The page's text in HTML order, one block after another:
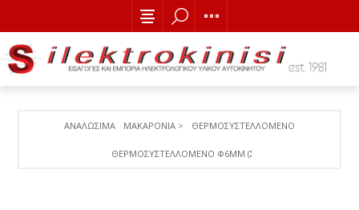
ΑΝΑΛΩΣΙΜΑ ΜΑΚΑΡΟΝΙΑ > ΘΕΡΜΟΣΥΣΤΕΛΛΟΜΕΝΟ
ΘΕΡΜΟΣΥΣΤΕΛΛΟΜΕΝΟ Φ6MM (ΣΥΣΤΟΛΗ 50%)ΤΙΜΗ/Μ